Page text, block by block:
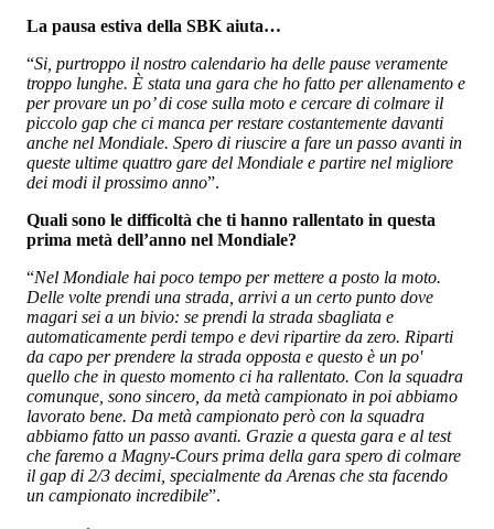
La pausa estiva della SBK aiuta…
“Si, purtroppo il nostro calendario ha delle pause veramente
troppo lunghe. È stata una gara che ho fatto per allenamento e
per provare un po’ di cose sulla moto e cercare di colmare il
piccolo gap che ci manca per restare costantemente davanti
anche nel Mondiale. Spero di riuscire a fare un passo avanti in
queste ultime quattro gare del Mondiale e partire nel migliore
dei modi il prossimo anno”.
Quali sono le difficoltà che ti hanno rallentato in questa
prima metà dell’anno nel Mondiale?
“Nel Mondiale hai poco tempo per mettere a posto la moto.
Delle volte prendi una strada, arrivi a un certo punto dove
magari sei a un bivio: se prendi la strada sbagliata e
automaticamente perdi tempo e devi ripartire da zero. Riparti
da capo per prendere la strada opposta e questo è un po'
quello che in questo momento ci ha rallentato. Con la squadra
comunque, sono sincero, da metà campionato in poi abbiamo
lavorato bene. Da metà campionato però con la squadra
abbiamo fatto un passo avanti. Grazie a questa gara e al test
che faremo a Magny-Cours prima della gara spero di colmare
il gap di 2/3 decimi, specialmente da Arenas che sta facendo
un campionato incredibile”.